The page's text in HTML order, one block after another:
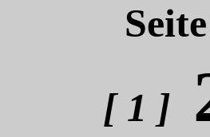
[ 1 ]